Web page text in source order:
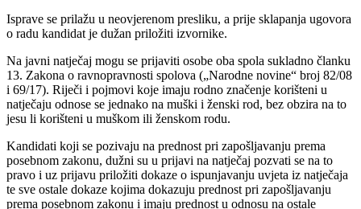
Isprave se prilažu u neovjerenom presliku, a prije sklapanja ugovora
o radu kandidat je dužan priložiti izvornike.
Na javni natječaj mogu se prijaviti osobe oba spola sukladno članku
13. Zakona o ravnopravnosti spolova („Narodne novine“ broj 82/08
i 69/17). Riječi i pojmovi koje imaju rodno značenje korišteni u
natječaju odnose se jednako na muški i ženski rod, bez obzira na to
jesu li korišteni u muškom ili ženskom rodu.
Kandidati koji se pozivaju na prednost pri zapošljavanju prema
posebnom zakonu, dužni su u prijavi na natječaj pozvati se na to
pravo i uz prijavu priložiti dokaze o ispunjavanju uvjeta iz natječaja
te sve ostale dokaze kojima dokazuju prednost pri zapošljavanju
prema posebnom zakonu i imaju prednost u odnosu na ostale